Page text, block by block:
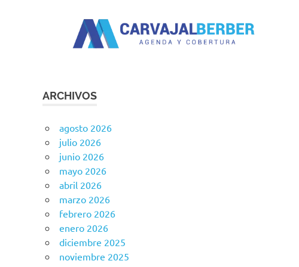
ARCHIVOS
agosto 2026
julio 2026
junio 2026
mayo 2026
abril 2026
marzo 2026
febrero 2026
enero 2026
diciembre 2025
noviembre 2025